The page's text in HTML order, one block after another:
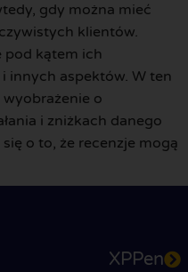
gdy można mieć
klientów.
pod kątem ich
innych aspektów. W ten
o
i zniżkach danego
o to, że recenzje mogą
XPPen